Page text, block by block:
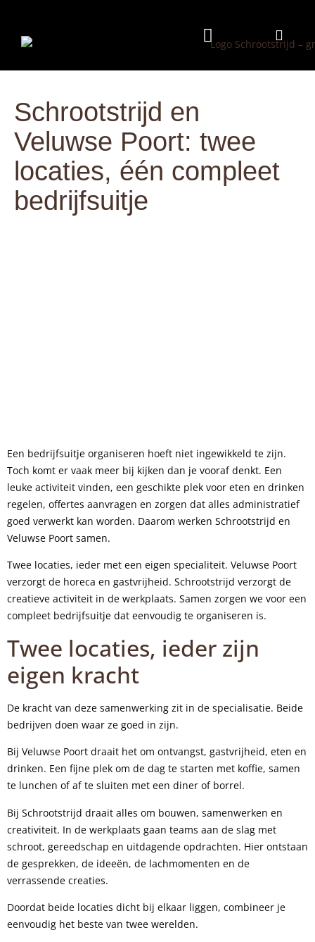
Schrootstrijd en
Veluwse Poort: twee
locaties, één compleet
bedrijfsuitje
Een bedrijfsuitje organiseren hoeft niet ingewikkeld te zijn.
Toch komt er vaak meer bij kijken dan je vooraf denkt. Een
leuke activiteit vinden, een geschikte plek voor eten en drinken
regelen, offertes aanvragen en zorgen dat alles administratief
goed verwerkt kan worden. Daarom werken Schrootstrijd en
Veluwse Poort samen.
Twee locaties, ieder met een eigen specialiteit. Veluwse Poort
verzorgt de horeca en gastvrijheid. Schrootstrijd verzorgt de
creatieve activiteit in de werkplaats. Samen zorgen we voor een
compleet bedrijfsuitje dat eenvoudig te organiseren is.
Twee locaties, ieder zijn
eigen kracht
De kracht van deze samenwerking zit in de specialisatie. Beide
bedrijven doen waar ze goed in zijn.
Bij Veluwse Poort draait het om ontvangst, gastvrijheid, eten en
drinken. Een fijne plek om de dag te starten met koffie, samen
te lunchen of af te sluiten met een diner of borrel.
Bij Schrootstrijd draait alles om bouwen, samenwerken en
creativiteit. In de werkplaats gaan teams aan de slag met
schroot, gereedschap en uitdagende opdrachten. Hier ontstaan
de gesprekken, de ideeën, de lachmomenten en de
verrassende creaties.
Doordat beide locaties dicht bij elkaar liggen, combineer je
eenvoudig het beste van twee werelden.